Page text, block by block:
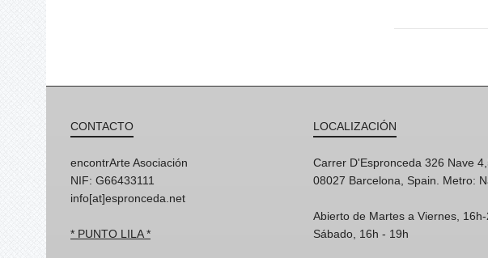
CONTACTO
encontrArte Asociación
NIF: G66433111
info[at]espronceda.net
* PUNTO LILA *
LOCALIZACIÓN
Carrer D'Espronceda 326 Nave
08027 Barcelona, Spain. Metro:
Abierto de Martes a Viernes,
Sábado, 16h - 19h